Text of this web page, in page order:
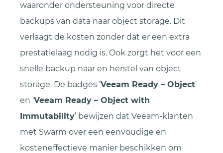
waaronder ondersteuning voor directe
backups van data naar object storage. Dit
verlaagt de kosten zonder dat er een extra
prestatielaag nodig is. Ook zorgt het voor een
snelle backup naar en herstel van object
storage. De badges ‘Veeam Ready – Object’
en ‘Veeam Ready – Object with
Immutability’ bewijzen dat Veeam-klanten
met Swarm over een eenvoudige en
kosteneffectieve manier beschikken om